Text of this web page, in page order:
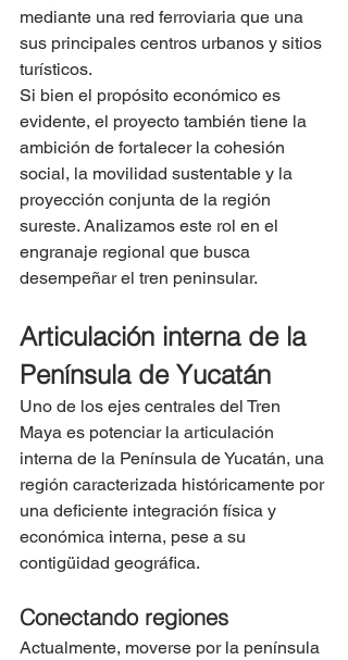
mediante una red ferroviaria que una
sus principales centros urbanos y sitios
turísticos.
Si bien el propósito económico es
evidente, el proyecto también tiene la
ambición de fortalecer la cohesión
social, la movilidad sustentable y la
proyección conjunta de la región
sureste. Analizamos este rol en el
engranaje regional que busca
desempeñar el tren peninsular.
Articulación interna de la
Península de Yucatán
Uno de los ejes centrales del Tren
Maya es potenciar la articulación
interna de la Península de Yucatán, una
región caracterizada históricamente por
una deficiente integración física y
económica interna, pese a su
contigüidad geográfica.
Conectando regiones
Actualmente, moverse por la península